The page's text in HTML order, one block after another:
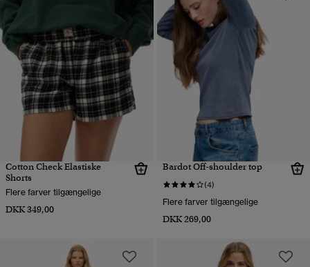
Cotton Check Elastiske
Shorts
Flere farver tilgængelige
DKK 349,00
Bardot Off-shoulder top
(4)
Flere farver tilgængelige
DKK 269,00